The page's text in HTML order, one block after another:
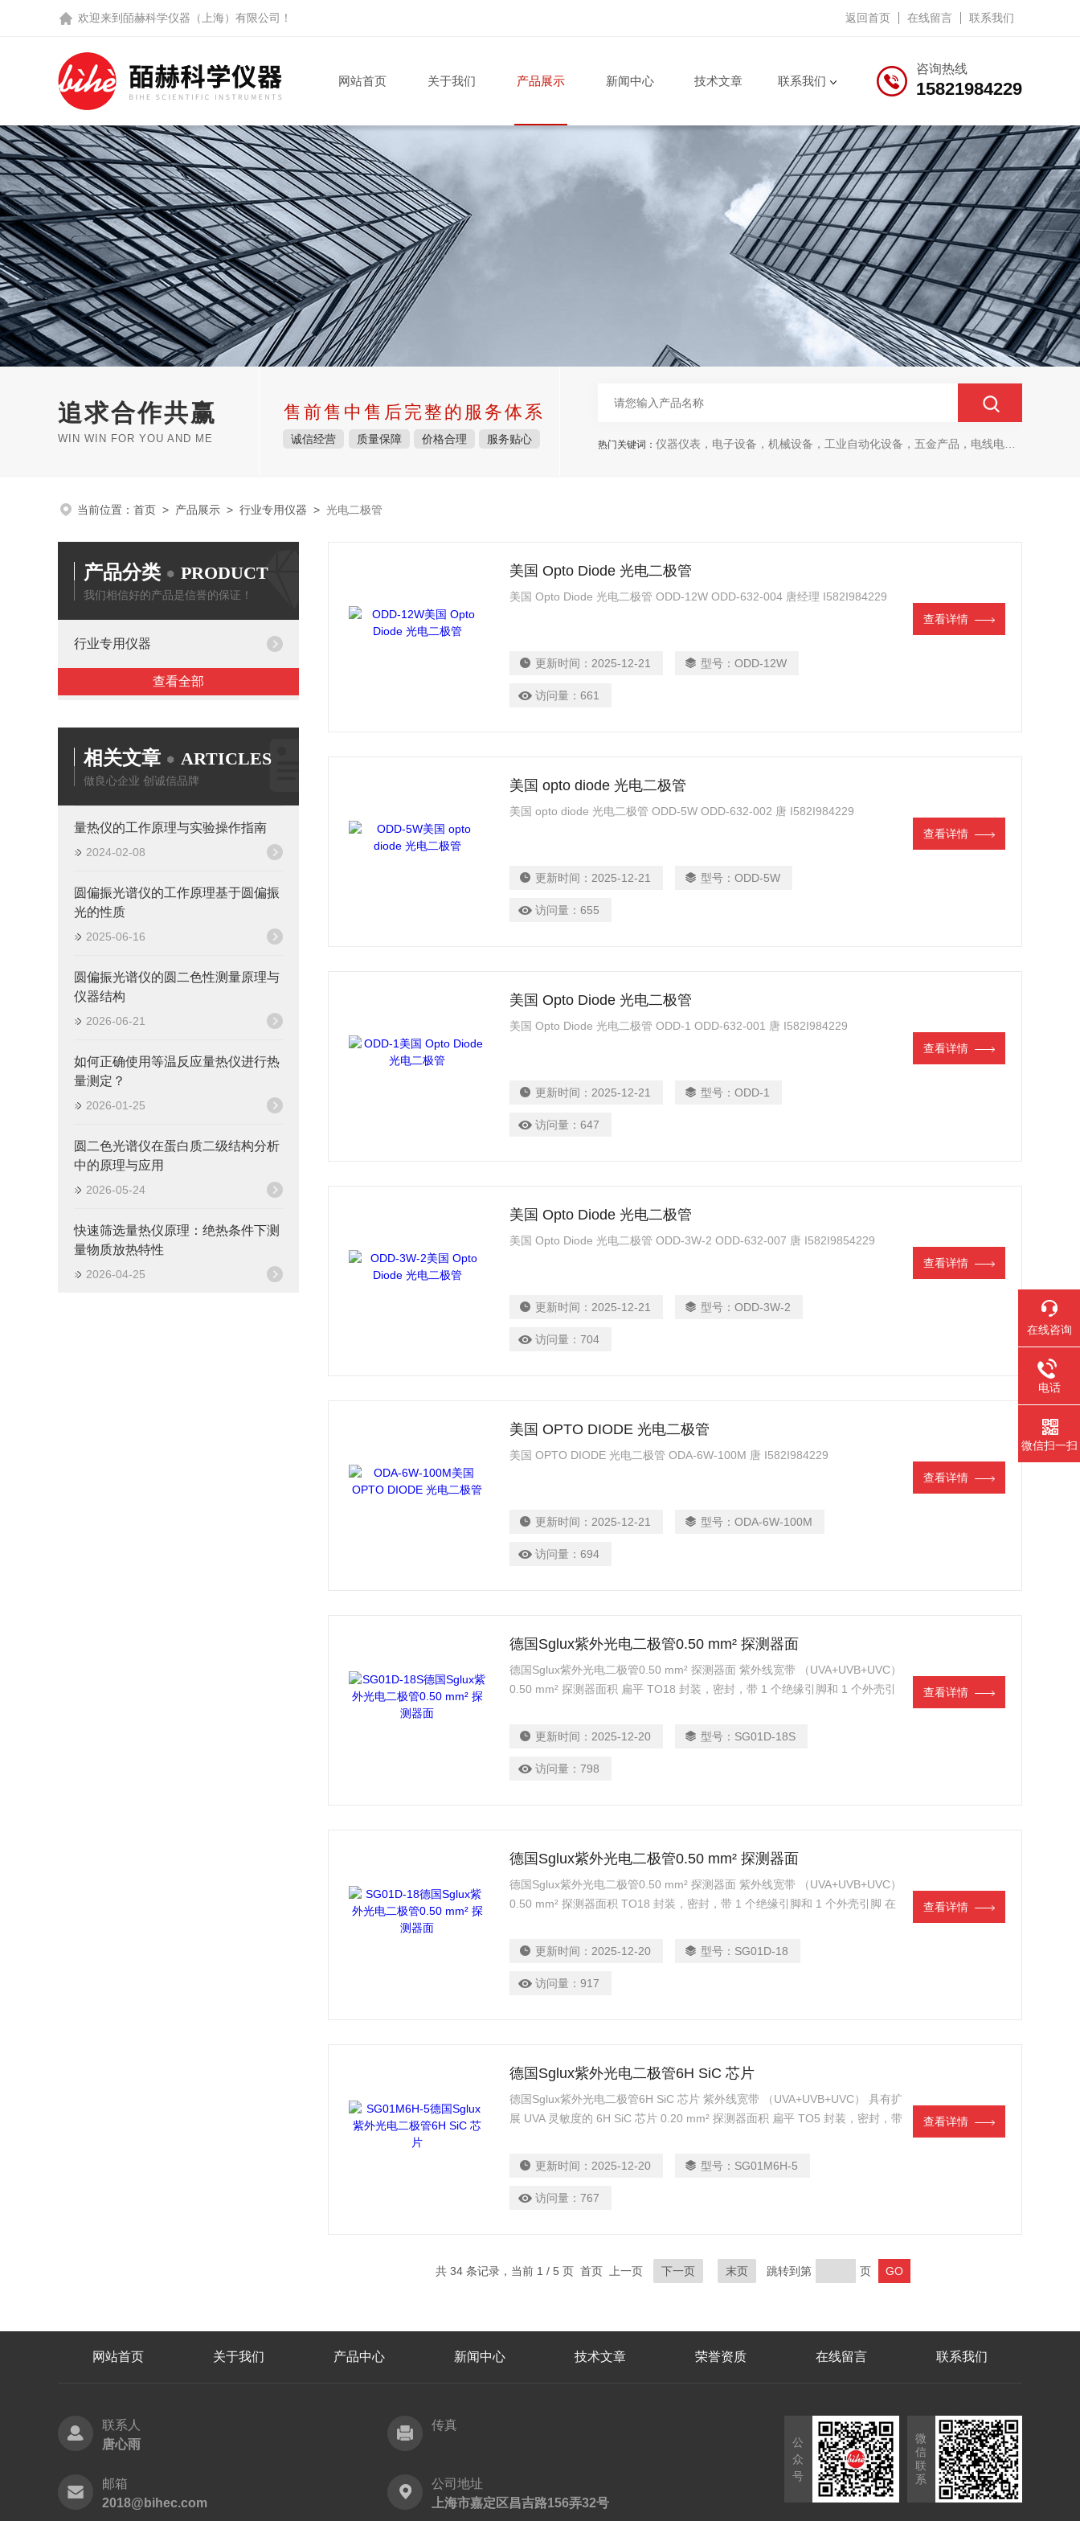
欢迎来到 皕赫科学仪器（上海）有限公司 ！ 返回首页 在线留言 联系我们
咨询热线
15821984229
网站首页 关于我们 产品展示 新闻中心 技术文章 联系我们
追求合作共赢
WIN WIN FOR YOU AND ME
售前售中售后完整的服务体系
诚信经营 质量保障 价格合理 服务贴心 热门关键词： 仪器仪表，电子设备，机械设备，工业自动化设备，五金产品，电线电缆，金属材料，电子
当前位置： 首页 > 产品展示 > 行业专用仪器 > 光电二极管
产品分类 PRODUCT
我们相信好的产品是信誉的保证！
行业专用仪器
查看全部
相关文章 ARTICLES
做良心企业 创诚信品牌
量热仪的工作原理与实验操作指南
2024-02-08
圆偏振光谱仪的工作原理基于圆偏振
光的性质
2025-06-16
圆偏振光谱仪的圆二色性测量原理与
仪器结构
2026-06-21
如何正确使用等温反应量热仪进行热
量测定？
2026-01-25
圆二色光谱仪在蛋白质二级结构分析
中的原理与应用
2026-05-24
快速筛选量热仪原理：绝热条件下测
量物质放热特性
2026-04-25
美国 Opto Diode 光电二极管
美国 Opto Diode 光电二极管 ODD-12W ODD-632-004 唐经理 I582I984229
更新时间： 2025-12-21 型号：ODD-12W
访问量：661
查看详情
美国 opto diode 光电二极管
美国 opto diode 光电二极管 ODD-5W ODD-632-002 唐 I582I984229
更新时间： 2025-12-21 型号：ODD-5W
访问量：655
查看详情
美国 Opto Diode 光电二极管
美国 Opto Diode 光电二极管 ODD-1 ODD-632-001 唐 I582I984229
更新时间： 2025-12-21 型号：ODD-1
访问量：647
查看详情
美国 Opto Diode 光电二极管
美国 Opto Diode 光电二极管 ODD-3W-2 ODD-632-007 唐 I582I9854229
更新时间： 2025-12-21 型号：ODD-3W-2
访问量：704
查看详情
美国 OPTO DIODE 光电二极管
美国 OPTO DIODE 光电二极管 ODA-6W-100M 唐 I582I984229
更新时间： 2025-12-21 型号：ODA-6W-100M
访问量：694
查看详情
德国Sglux紫外光电二极管0.50 mm² 探测器面
德国Sglux紫外光电二极管0.50 mm² 探测器面 紫外线宽带 （UVA+UVB+UVC）
0.50 mm² 探测器面积 扁平 TO18 封装，密封，带 1 个绝缘引脚和 1 个外壳引
更新时间： 2025-12-20 型号： SG01D-18S
访问量：798
查看详情
德国Sglux紫外光电二极管0.50 mm² 探测器面
德国Sglux紫外光电二极管0.50 mm² 探测器面 紫外线宽带 （UVA+UVB+UVC）
0.50 mm² 探测器面积 TO18 封装，密封，带 1 个绝缘引脚和 1 个外壳引脚 在
更新时间： 2025-12-20 型号： SG01D-18
访问量：917
查看详情
德国Sglux紫外光电二极管6H SiC 芯片
德国Sglux紫外光电二极管6H SiC 芯片 紫外线宽带 （UVA+UVB+UVC） 具有扩
展 UVA 灵敏度的 6H SiC 芯片 0.20 mm² 探测器面积 扁平 TO5 封装，密封，带
更新时间： 2025-12-20 型号： SG01M6H-5
访问量：767
查看详情
共 34 条记录，当前 1 / 5 页 首页 上一页 下一页 末页 跳转到第 页
网站首页 关于我们 产品中心 新闻中心 技术文章 荣誉资质 在线留言 联系我们
联系人
唐心雨
传真
邮箱
2018@bihec.com
公司地址
上海市嘉定区昌吉路156弄32号
公
众
号
微
信
联
系
在线咨询
电话
微信扫一扫